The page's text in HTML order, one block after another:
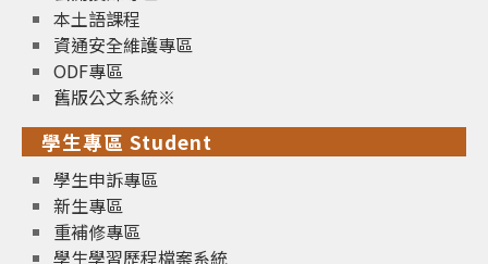
本土語課程
資通安全維護專區
ODF專區
舊版公文系統※
學生專區 Student
學生申訴專區
新生專區
重補修專區
學生學習歷程檔案系統